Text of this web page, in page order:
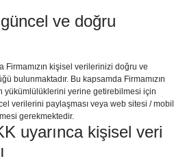
ve doğru
Firmamızın kişisel verilerinizi doğru ve
bulunmaktadır. Bu kapsamda Firmamızın
yükümlülüklerini yerine getirebilmesi için
verilerini paylaşması veya web sitesi / mobil
gerekmektedir.
uyarınca kişisel veri